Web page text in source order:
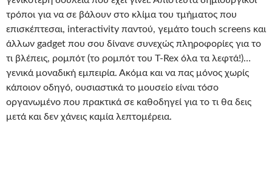
τρόποι για να σε βάλουν στο κλίμα του τμήματος που
επισκέπτεσαι, interactivity παντού, γεμάτο touch screens και
άλλων gadget που σου δίνανε συνεχώς πληροφορίες για το
τι βλέπεις, ρομπότ (το ρομπότ του T-Rex όλα τα λεφτά!)…
γενικά μοναδική εμπειρία. Ακόμα και να πας μόνος χωρίς
κάποιον οδηγό, ουσιαστικά το μουσείο είναι τόσο
οργανωμένο που πρακτικά σε καθοδηγεί για το τι θα δεις
μετά και δεν χάνεις καμία λεπτομέρεια.